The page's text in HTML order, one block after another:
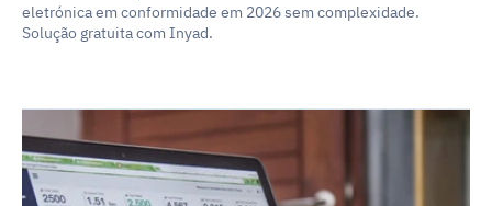
eletrónica em conformidade em 2026 sem complexidade.
Solução gratuita com Inyad.